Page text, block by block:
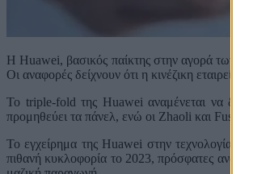
Η Huawei, βασικός παίκτης στην αγορά των
Οι αναφορές δείχνουν ότι η κινέζικη εταιρεία
Το triple-fold της Huawei αναμένεται να
προμηθεύει τα πάνελ, ενώ οι Zhaoli και Fusda
Το εγχείρημα της Huawei στην τεχνολογία
πιθανή κυκλοφορία το 2023, πρόσφατες αναφορές